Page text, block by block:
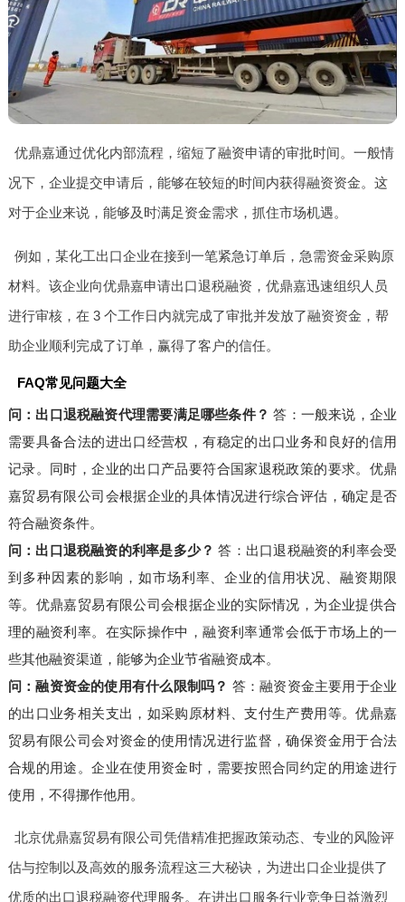
优鼎嘉通过优化内部流程，缩短了融资申请的审批时间。一般情
况下，企业提交申请后，能够在较短的时间内获得融资资金。这
对于企业来说，能够及时满足资金需求，抓住市场机遇。
例如，某化工出口企业在接到一笔紧急订单后，急需资金采购原
材料。该企业向优鼎嘉申请出口退税融资，优鼎嘉迅速组织人员
进行审核，在 3 个工作日内就完成了审批并发放了融资资金，帮
助企业顺利完成了订单，赢得了客户的信任。
FAQ常见问题大全
问：出口退税融资代理需要满足哪些条件？ 答：一般来说，企业
需要具备合法的进出口经营权，有稳定的出口业务和良好的信用
记录。同时，企业的出口产品要符合国家退税政策的要求。优鼎
嘉贸易有限公司会根据企业的具体情况进行综合评估，确定是否
符合融资条件。
问：出口退税融资的利率是多少？ 答：出口退税融资的利率会受
到多种因素的影响，如市场利率、企业的信用状况、融资期限
等。优鼎嘉贸易有限公司会根据企业的实际情况，为企业提供合
理的融资利率。在实际操作中，融资利率通常会低于市场上的一
些其他融资渠道，能够为企业节省融资成本。
问：融资资金的使用有什么限制吗？ 答：融资资金主要用于企业
的出口业务相关支出，如采购原材料、支付生产费用等。优鼎嘉
贸易有限公司会对资金的使用情况进行监督，确保资金用于合法
合规的用途。企业在使用资金时，需要按照合同约定的用途进行
使用，不得挪作他用。
北京优鼎嘉贸易有限公司凭借精准把握政策动态、专业的风险评
估与控制以及高效的服务流程这三大秘诀，为进出口企业提供了
优质的出口退税融资代理服务。在进出口服务行业竞争日益激烈